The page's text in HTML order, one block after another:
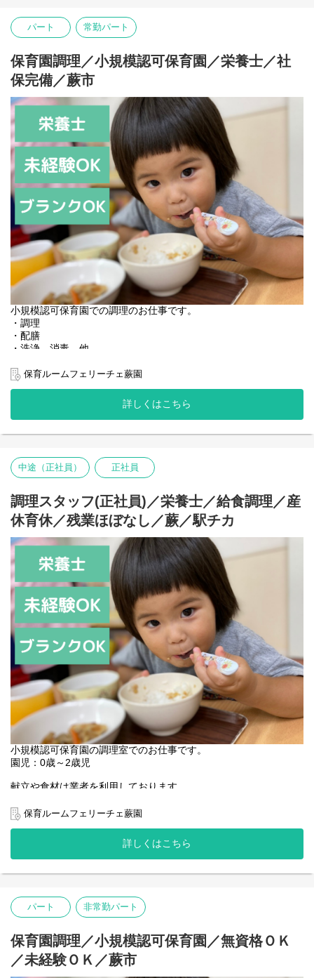
保育時間：月～金曜日 7:30～19:30 / 土曜日 7:30～18:30
【主な仕事内容】
・開園準備…登園前の園内清掃、整備
・登園…保護者と子どもたちをお迎え
・昼食準備・昼食…食事の準備と介助
・お昼寝…ねかしつけ、見守り
・降園…お迎えにきた保護者へのご対応、伝達・相談
パート 常勤パート
保育園調理／小規模認可保育園／栄養士／社
保完備／蕨市
小規模認可保育園での調理のお仕事です。
・調理
・配膳
・洗浄、消毒 他
『おいしい！』の笑顔が近くで見られるお仕事です。
保育ルームフェリーチェ蕨園
詳しくはこちら
中途（正社員） 正社員
調理スタッフ(正社員)／栄養士／給食調理／産
休育休／残業ほぼなし／蕨／駅チカ
小規模認可保育園の調理室でのお仕事です。
園児：0歳～2歳児
献立や食材は業者を利用しております。
・調乳
・給食会議 他
保育ルームフェリーチェ蕨園
詳しくはこちら
パート 非常勤パート
保育園調理／小規模認可保育園／無資格ＯＫ
／未経験ＯＫ／蕨市